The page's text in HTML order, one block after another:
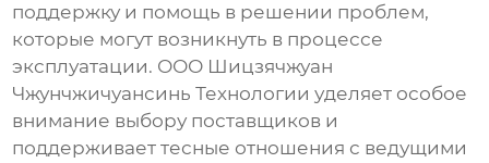
поддержку и помощь в решении проблем,
которые могут возникнуть в процессе
эксплуатации. ООО Шицзячжуан
Чжунчжичуансинь Технологии уделяет особое
внимание выбору поставщиков и
поддерживает тесные отношения с ведущими